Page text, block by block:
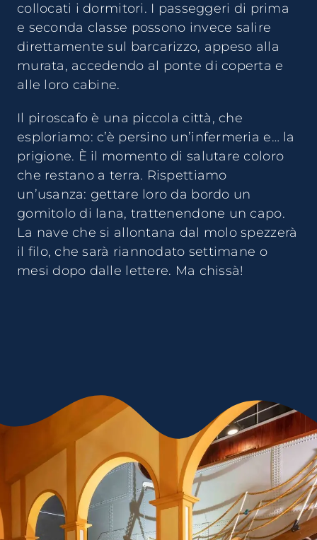
collocati i dormitori. I passeggeri di prima
e seconda classe possono invece salire
direttamente sul barcarizzo, appeso alla
murata, accedendo al ponte di coperta e
alle loro cabine.
Il piroscafo è una piccola città, che
esploriamo: c’è persino un’infermeria e… la
prigione. È il momento di salutare coloro
che restano a terra. Rispettiamo
un’usanza: gettare loro da bordo un
gomitolo di lana, trattenendone un capo.
La nave che si allontana dal molo spezzerà
il filo, che sarà riannodato settimane o
mesi dopo dalle lettere. Ma chissà!